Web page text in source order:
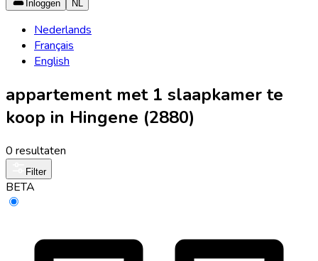
Inloggen NL
Nederlands
Français
English
appartement met 1 slaapkamer te
koop in Hingene (2880)
0 resultaten
Filter
BETA